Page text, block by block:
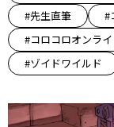
#先生直筆
#
#コロコロオンラ
#ゾイドワイルド